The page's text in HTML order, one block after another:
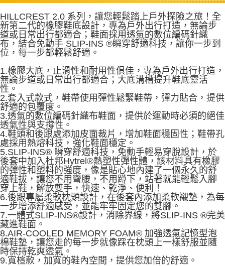
HILLCREST 2.0 系列，讓您輕鬆踏上戶外探險之旅！全
新第二代的橡膠鞋底設計，專為戶外出行打造，無論步
道或日常出行都適合；鞋面採用透氣的數位編碼針織
布，結合免動手 SLIP-INS ®瞬穿舒適科技，讓你一步到
位，每一步都輕鬆舒適。
1.橡膠大底，止滑性和耐用性俱佳，專為戶外出行打造，
無論步道或日常出行都適合；大底溝槽提升鞋底靈活
性。
2.套入式款式，鞋帶使用彈性鬆緊鞋帶，彈力貼合，提供
舒適的包覆度。
3.透氣的數位編碼針織布鞋面，提供於運動時必須的絕佳
透氣性與支撐性。
4.鞋頭和後跟處添加皮面裁片，增加鞋面穩固性；鞋帶孔
處採用熱熔科技，強化鞋面穩定。
5.SLIP-INS® 瞬穿舒適科技，免動手輕易穿脫設計，於
後套中加入杜邦Hytrel®熱塑性彈性體，該材料具有橡膠
的彈性和塑料的強度，像是貼心地內建了一個永久的舒
適鞋拔，讓您不用彎腰，不用蹲下，站著就能輕鬆入腳
穿上鞋，解放雙手，快速、乾淨、便利！
6.後跟專屬柔軟枕頭設計，在後套內添加柔軟襯墊，為每
一步增添舒適感受，並能牢牢固定您的雙腳。
7.一體式SLIP-INS®設計，消除界線，將SLIP-INS ®完美
藏進鞋面。
8.AIR-COOLED MEMORY FOAM® 加強透氣記憶型泡
棉鞋墊，讓您走的每一步就像踩在枕頭上一樣舒服並隨
時保持乾爽透氣。
9.寬楦款，加寬的鞋內空間，提供您加倍的舒適。